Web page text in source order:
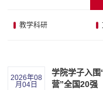
教学科研
2026年08
月04日
学院学子入围
营”全国20强